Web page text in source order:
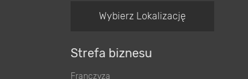
Wybierz Lokalizację
Strefa biznesu
Franczyza